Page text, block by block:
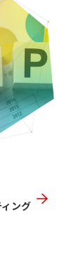
ング